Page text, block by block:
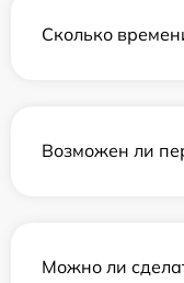
Сколько
Возможен ли
Можно ли